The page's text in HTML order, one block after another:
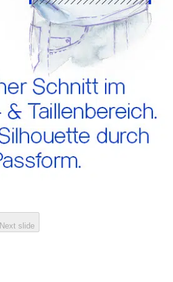
Next slide